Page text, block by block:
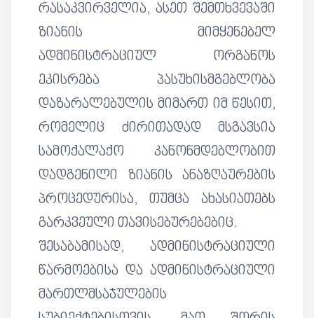
რასაკვირველია, ასეთ შემთხვევაში
ზიანის მიმყენებელ
ადმინისტრაციულ ორგანოს
ეკისრება პასუხისმგებლობა
დაზარალებულის მიმართ იმ წესით,
რომელიც ძირითადად მსგავსია
სამოქალაქო კანონმდებლობით
დადგენილი ზიანის ანაზღაურების
პროცედურისა, თუმცა ახასიათებს
გარკვეული თავისებურებებიც.
შესაბამისად, ადმინისტრაციული
წარმოებისა და ადმინისტრაციული
მართლმსაჯულების